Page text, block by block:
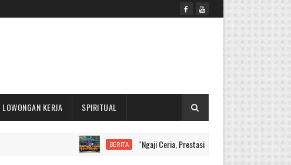
LOWONGAN KERJA SPIRITUAL
BERITA “Ngaji Ceria, Prestasi Juara, Santri Mendunia”, MI